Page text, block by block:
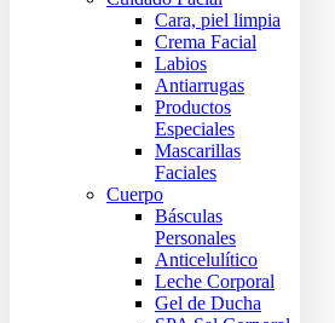
Cara, piel limpia
Crema Facial
Labios
Antiarrugas
Productos
Especiales
Mascarillas
Faciales
Cuerpo
Básculas
Personales
Anticelulítico
Leche Corporal
Gel de Ducha